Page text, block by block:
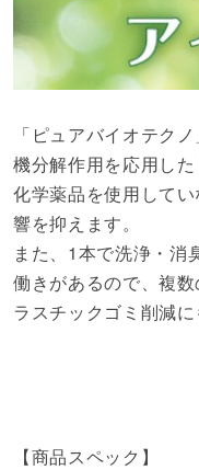
「ピュアバイオテク
機分解作用を応用した
化学薬品を使用して
響を抑えます。
また、1本で洗浄・消
働きがあるので、複
ラスチックゴミ削減に
【商品スペック】